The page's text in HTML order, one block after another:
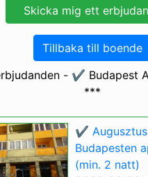
Tillbaka till boende
- ✔️ Budapest
***
✔️
Budapesten
(min. 2 natt)